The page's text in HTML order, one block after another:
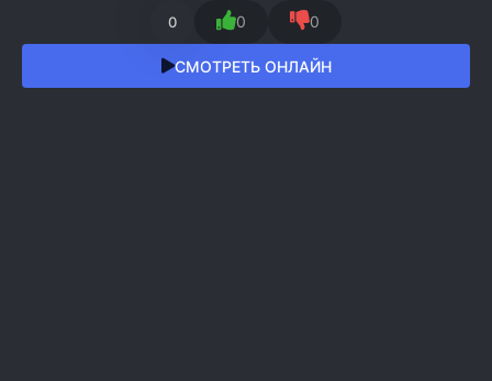
0 0 0
СМОТРЕТЬ ОНЛАЙН